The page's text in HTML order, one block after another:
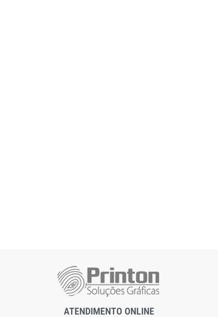
ATENDIMENTO ONLINE